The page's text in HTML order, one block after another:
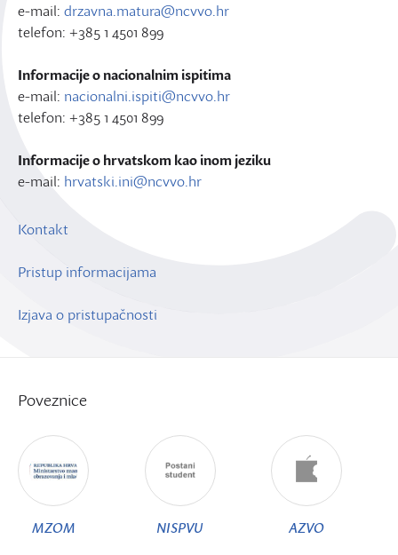
e-mail: drzavna.matura@ncvvo.hr
telefon: +385 1 4501 899
Informacije o nacionalnim ispitima
e-mail: nacionalni.ispiti@ncvvo.hr
telefon: +385 1 4501 899
Informacije o hrvatskom kao inom jeziku
e-mail: hrvatski.ini@ncvvo.hr
Kontakt
Pristup informacijama
Izjava o pristupačnosti
Poveznice
MZOM NISPVU AZVO